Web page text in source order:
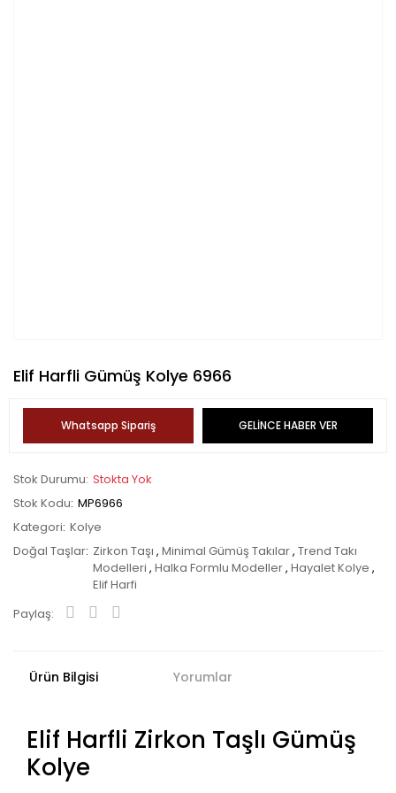
Elif Harfli Gümüş Kolye 6966
Whatsapp Sipariş GELİNCE HABER VER
Stok Durumu Stokta Yok
Stok Kodu MP6966
Kategori Kolye
Doğal Taşlar Zirkon Taşı , Minimal Gümüş Takılar, Trend Takı
Modelleri , Halka Formlu Modeller, Hayalet Kolye ,
Elif Harfi
Paylaş:
Ürün Bilgisi Yorumlar
Elif Harfli Zirkon Taşlı Gümüş
Kolye